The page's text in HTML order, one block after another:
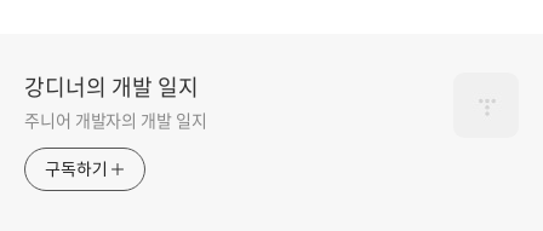
강디너의 개발 일지
주니어 개발자의 개발 일지
구독하기